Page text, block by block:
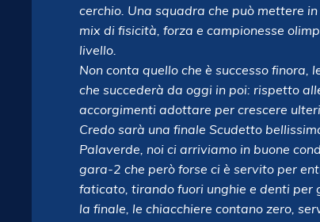
cerchio. Una squadra che può mettere
mix di fisicità, forza e campionesse
livello.
Non conta quello che è successo
che succederà da oggi in poi: rispetto
accorgimenti adottare per crescere
Credo sarà una finale Scudetto
Palaverde, noi ci arriviamo in buone
gara-2 che però forse ci è servito per
faticato, tirando fuori unghie e denti
la finale, le chiacchiere contano zero,